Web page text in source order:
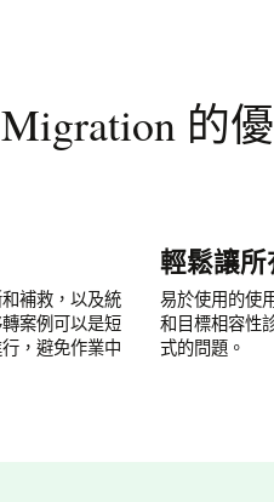
的
補救，以及統
案例可以是短
，避免作業中
輕鬆讓所
易於使用的使
和目標相容性
式的問題。